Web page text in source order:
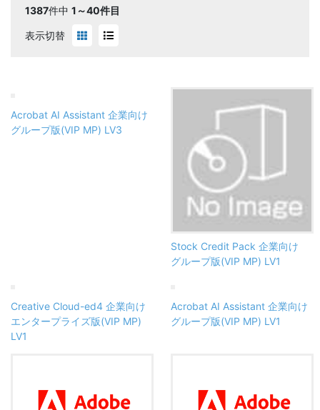
1387件中 1～40件目
表示切替
Acrobat AI Assistant 企業向け
グループ版(VIP MP) LV3
Stock Credit Pack 企業向け
グループ版(VIP MP) LV1
Creative Cloud-ed4 企業向け
エンタープライズ版(VIP MP)
LV1
Acrobat AI Assistant 企業向け
グループ版(VIP MP) LV1